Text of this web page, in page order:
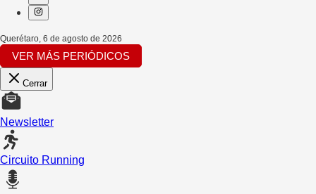
Querétaro, 6 de agosto de 2026
VER MÁS PERIÓDICOS
Cerrar
Newsletter
Circuito Running